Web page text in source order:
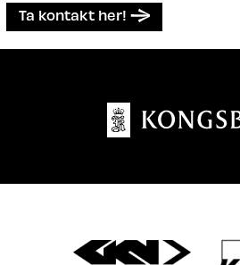
Ta kontakt her!